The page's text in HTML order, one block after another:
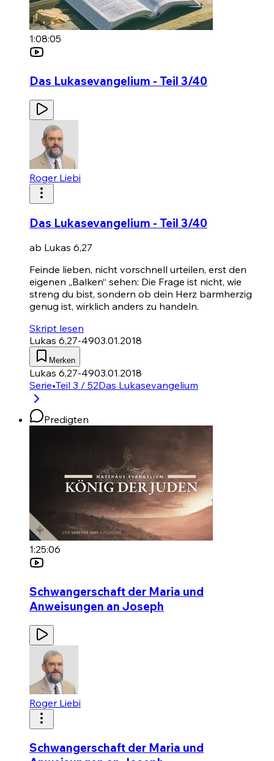
1:08:05
Das Lukasevangelium - Teil 3/40
Roger Liebi
Das Lukasevangelium - Teil 3/40
ab Lukas 6,27
Feinde lieben, nicht vorschnell urteilen, erst den
eigenen „Balken“ sehen: Die Frage ist nicht, wie
streng du bist, sondern ob dein Herz barmherzig
genug ist, wirklich anders zu handeln.
Skript lesen
Lukas 6,27-4903.01.2018
Merken
Lukas 6,27-4903.01.2018
Serie•Teil 3 / 52Das Lukasevangelium
Predigten
1:25:06
Schwangerschaft der Maria und
Anweisungen an Joseph
Roger Liebi
Schwangerschaft der Maria und